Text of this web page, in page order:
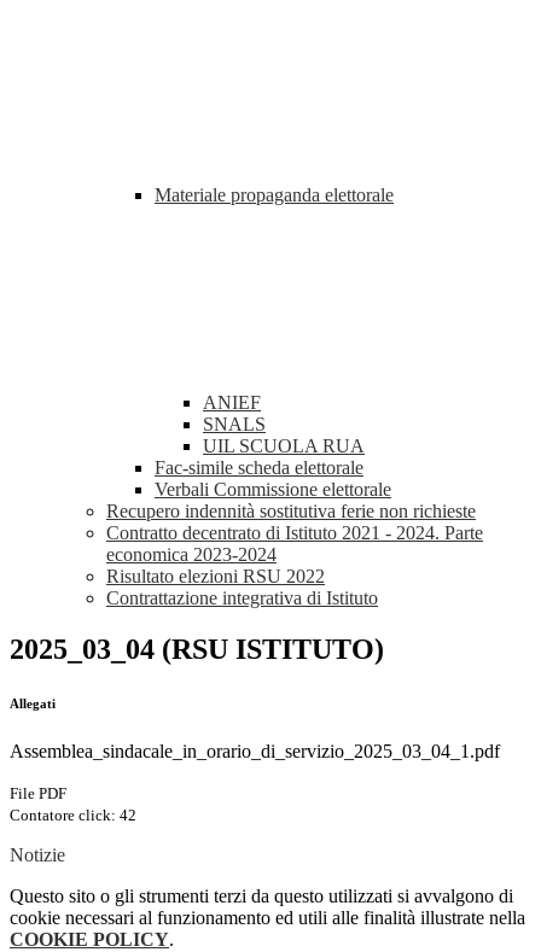
Materiale propaganda elettorale
ANIEF
SNALS
UIL SCUOLA RUA
Fac-simile scheda elettorale
Verbali Commissione elettorale
Recupero indennità sostitutiva ferie non richieste
Contratto decentrato di Istituto 2021 - 2024. Parte
economica 2023-2024
Risultato elezioni RSU 2022
Contrattazione integrativa di Istituto
2025_03_04 (RSU ISTITUTO)
Allegati
Assemblea_sindacale_in_orario_di_servizio_2025_03_04_1.pdf
File PDF
Contatore click: 42
Notizie
Questo sito o gli strumenti terzi da questo utilizzati si avvalgono di
cookie necessari al funzionamento ed utili alle finalità illustrate nella
COOKIE POLICY.